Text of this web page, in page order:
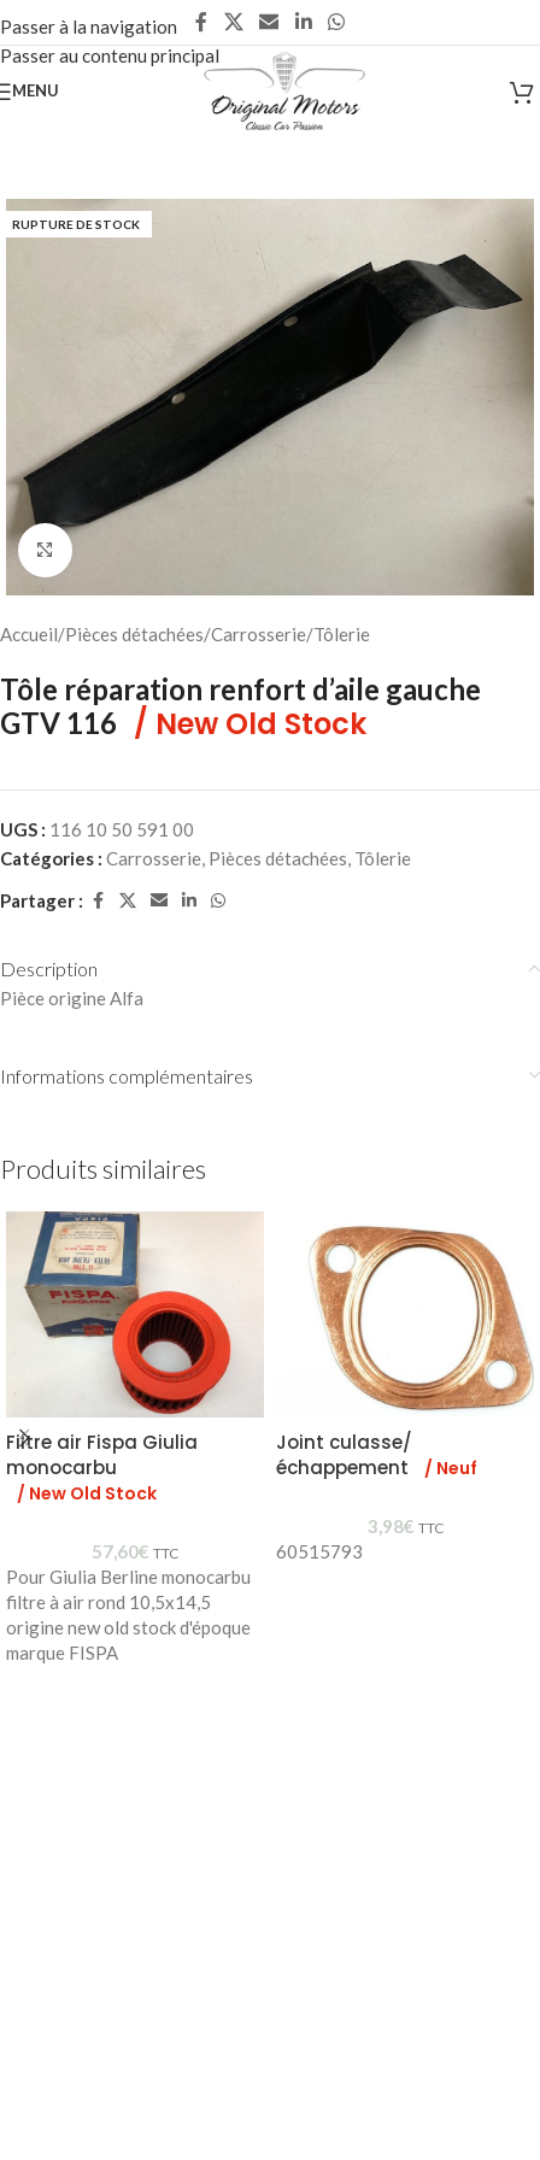
Passer à la navigation
Passer au contenu principal
MENU
RUPTURE DE STOCK
Cliquez pour agrandir
Accueil/Pièces détachées/Carrosserie/Tôlerie
Tôle réparation renfort d’aile gauche
GTV 116 / New Old Stock
UGS : 116 10 50 591 00
Catégories : Carrosserie Pièces détachées Tôlerie
Partager :
Description
Pièce origine Alfa
Informations complémentaires
Produits similaires
Filtre air Fispa Giulia
monocarbu
/ New Old Stock
57,60€ TTC
Pour Giulia Berline monocarbu
filtre à air rond 10,5x14,5
origine new old stock d'époque
marque FISPA
Joint culasse/
échappement
/ Neuf
3,98€ TTC
60515793